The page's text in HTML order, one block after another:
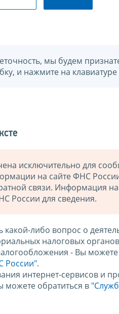
мы будем
и нажмите на
исключительно для
на сайте ФНС
связи. Информация
России для сведения.
какой-либо вопрос о
налоговых
- Вы можете
России".
интернет-сервисов и
обратиться в